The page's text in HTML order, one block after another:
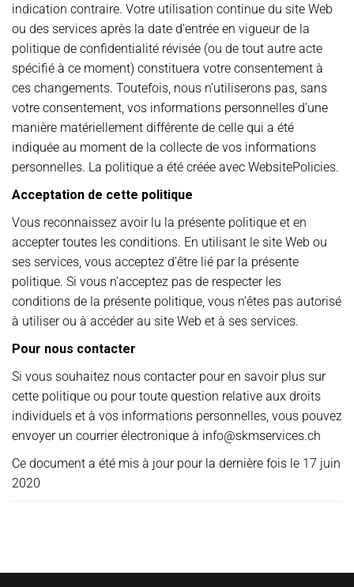
indication contraire. Votre utilisation continue du site Web
ou des services après la date d’entrée en vigueur de la
politique de confidentialité révisée (ou de tout autre acte
spécifié à ce moment) constituera votre consentement à
ces changements. Toutefois, nous n’utiliserons pas, sans
votre consentement, vos informations personnelles d’une
manière matériellement différente de celle qui a été
indiquée au moment de la collecte de vos informations
personnelles. La politique a été créée avec WebsitePolicies.
Acceptation de cette politique
Vous reconnaissez avoir lu la présente politique et en
accepter toutes les conditions. En utilisant le site Web ou
ses services, vous acceptez d’être lié par la présente
politique. Si vous n’acceptez pas de respecter les
conditions de la présente politique, vous n’êtes pas autorisé
à utiliser ou à accéder au site Web et à ses services.
Pour nous contacter
Si vous souhaitez nous contacter pour en savoir plus sur
cette politique ou pour toute question relative aux droits
individuels et à vos informations personnelles, vous pouvez
envoyer un courrier électronique à info@skmservices.ch
Ce document a été mis à jour pour la dernière fois le 17 juin
2020